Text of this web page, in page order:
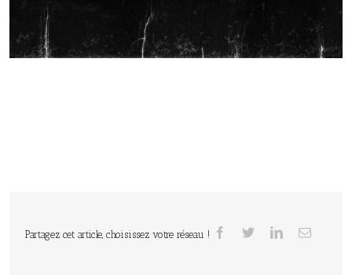
Partagez cet article, choisissez votre réseau !